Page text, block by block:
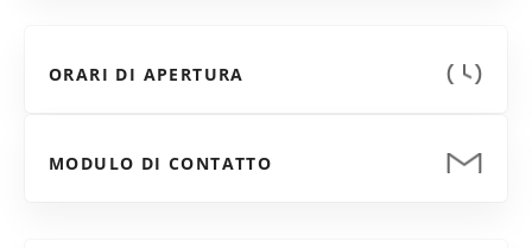
ORARI DI APERTURA
MODULO DI CONTATTO